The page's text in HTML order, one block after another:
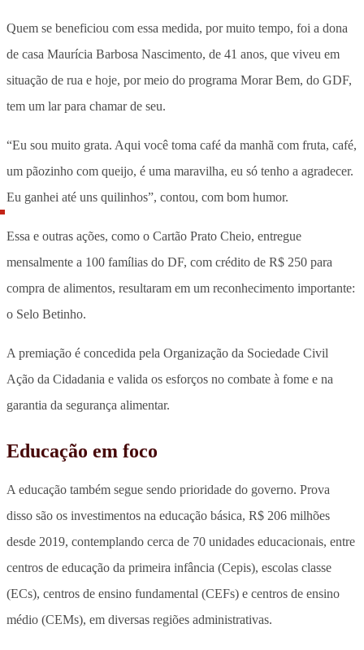
Quem se beneficiou com essa medida, por muito tempo, foi a dona
de casa Maurícia Barbosa Nascimento, de 41 anos, que viveu em
situação de rua e hoje, por meio do programa Morar Bem, do GDF,
tem um lar para chamar de seu.
“Eu sou muito grata. Aqui você toma café da manhã com fruta, café,
um pãozinho com queijo, é uma maravilha, eu só tenho a agradecer.
Eu ganhei até uns quilinhos”, contou, com bom humor.
Essa e outras ações, como o Cartão Prato Cheio, entregue
mensalmente a 100 famílias do DF, com crédito de R$ 250 para
compra de alimentos, resultaram em um reconhecimento importante:
o Selo Betinho.
A premiação é concedida pela Organização da Sociedade Civil
Ação da Cidadania e valida os esforços no combate à fome e na
garantia da segurança alimentar.
Educação em foco
A educação também segue sendo prioridade do governo. Prova
disso são os investimentos na educação básica, R$ 206 milhões
desde 2019, contemplando cerca de 70 unidades educacionais, entre
centros de educação da primeira infância (Cepis), escolas classe
(ECs), centros de ensino fundamental (CEFs) e centros de ensino
médio (CEMs), em diversas regiões administrativas.